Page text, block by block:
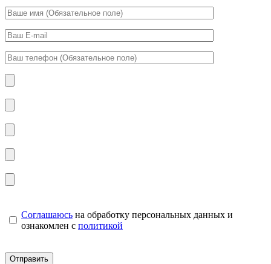
Соглашаюсь на обработку персональных данных и
ознакомлен с политикой